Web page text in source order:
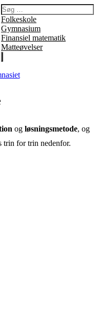
Åbner webstedets hovedmenu.
Søg efter:
Folkeskole
Gymnasium
Finansiel matematik
Matteøvelser
og løsningsmetode, og
trin for trin nedenfor.